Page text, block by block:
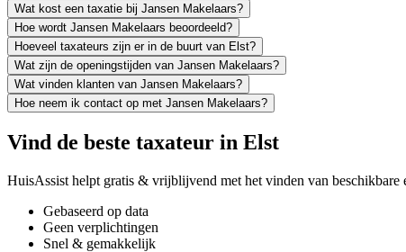
Wat kost een taxatie bij Jansen Makelaars?
Hoe wordt Jansen Makelaars beoordeeld?
Hoeveel taxateurs zijn er in de buurt van Elst?
Wat zijn de openingstijden van Jansen Makelaars?
Wat vinden klanten van Jansen Makelaars?
Hoe neem ik contact op met Jansen Makelaars?
Vind de beste taxateur in Elst
HuisAssist helpt gratis & vrijblijvend met het vinden van
Gebaseerd op data
Geen verplichtingen
Snel & gemakkelijk